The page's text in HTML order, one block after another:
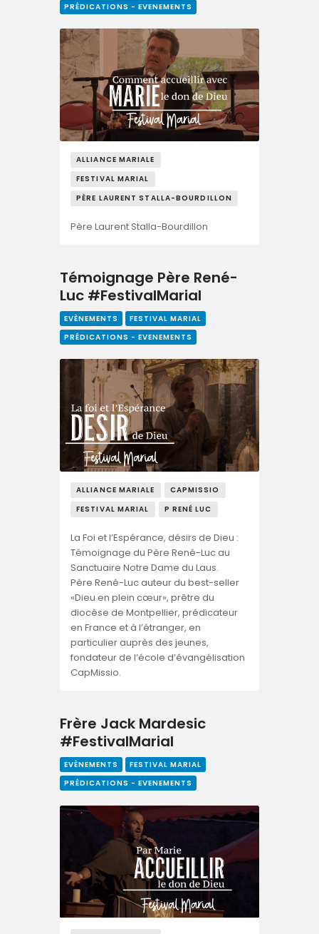
PRÉDICATIONS - EVENEMENTS
ALLIANCE MARIALE
FESTIVAL MARIAL
PÈRE LAURENT STALLA-BOURDILLON
Père Laurent Stalla-Bourdillon
Témoignage Père René-
Luc #FestivalMarial
EVÈNEMENTS
FESTIVAL MARIAL
PRÉDICATIONS - EVENEMENTS
ALLIANCE MARIALE
CAPMISSIO
FESTIVAL MARIAL
P RENÉ LUC
La Foi et l’Espérance, désirs de Dieu :
Témoignage du Père René-Luc au
Sanctuaire Notre Dame du Laus.
Père René-Luc auteur du best-seller
«Dieu en plein cœur», prêtre du
diocèse de Montpellier, prédicateur
en France et à l’étranger, en
particulier auprès des jeunes,
fondateur de l’école d’évangélisation
CapMissio.
Frère Jack Mardesic
#FestivalMarial
EVÈNEMENTS
FESTIVAL MARIAL
PRÉDICATIONS - EVENEMENTS